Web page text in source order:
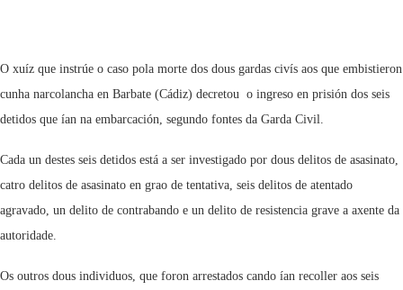
O xuíz que instrúe o caso pola morte dos dous gardas civís aos que embistieron
cunha narcolancha en Barbate (Cádiz) decretou o ingreso en prisión dos seis
detidos que ían na embarcación, segundo fontes da Garda Civil.
Cada un destes seis detidos está a ser investigado por dous delitos de asasinato,
catro delitos de asasinato en grao de tentativa, seis delitos de atentado
agravado, un delito de contrabando e un delito de resistencia grave a axente da
autoridade.
Os outros dous individuos, que foron arrestados cando ían recoller aos seis